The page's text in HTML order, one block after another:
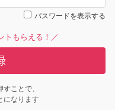
パスワードを表示する
トもらえる！／
ことで、
になります